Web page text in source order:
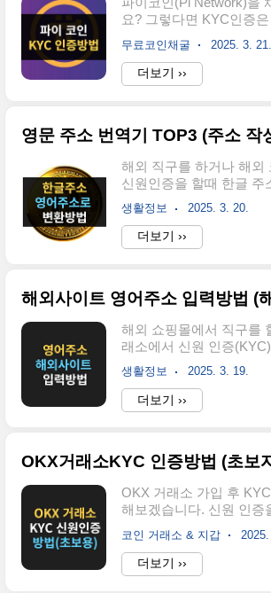
은 진행하신후 하시는 것
신청후 완료까지 기간이
모르기 때문에 빠르게 할
KYC 신청방법 ➜ 마이그
정을..
요? 그렇다면 KYC인증은
내 지갑으로 받을수 있고,
다. KYC 인증, 왜 해야 할
단순히 귀찮은 절차가 아
준히 확인하고, KYC 관
다. 1인 1계정 원칙 준수:
봇(Bot)이나 가짜 계정을
채굴 환경을 조성합니다.
예방하여 파이코인의 건
무료코인채굴 2025. 3. 21.
더보기 ››
해외 직구를 하거나 해외
신원인증을 할때 한글 주
변환해서 입력해야 하는
하지만 변환 방법을 몰라
들도 많죠. 이번 글에서
주소로 변환하는 방법과
은 사이트3곳을 추천해
에서 영문주소 변환 검색
내주소 + 영문주소 로 검
주소 변환 결과화면 나옴
간편하게 변환 가능✔ 웹
에서 바로 변환 🔗 네이
생활정보 2025. 3. 20.
더보기 ››
해외 쇼핑몰에서 직구를
래소에서 신원 인증
주소를 입력해야 하는 경
목별 상세한 입력 방법에
보고자 합니다. 영어주소
소변환 사이트에서 번역
외국사이트에 항목별로
로가기 ➜ 정보 입력시
않고 영어로 되어있어 조
있습니다. 우리나라랑 해
찾아서 써주면 됩니다.
생활정보 2025. 3. 19.
더보기 ››
OKX거래소KYC 인증방법 (초보
OKX 거래소 가입 후
해보겠습니다. 신원 인증
거래소에서 암호화폐를
있기 때문에 회원가입후
는 작업 입니다. 신원인
원인증을 해야 국내거래
코인 거래소 & 지갑
더보기 ››